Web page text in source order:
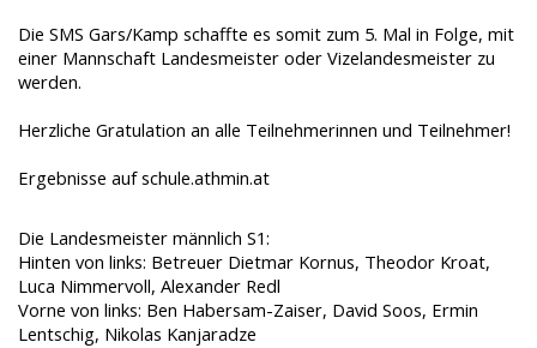
Die SMS Gars/Kamp schaffte es somit zum 5. Mal in Folge, mit
einer Mannschaft Landesmeister oder Vizelandesmeister zu
werden.
Herzliche Gratulation an alle Teilnehmerinnen und Teilnehmer!
Ergebnisse auf schule.athmin.at
Die Landesmeister männlich S1:
Hinten von links: Betreuer Dietmar Kornus, Theodor Kroat,
Luca Nimmervoll, Alexander Redl
Vorne von links: Ben Habersam-Zaiser, David Soos, Ermin
Lentschig, Nikolas Kanjaradze